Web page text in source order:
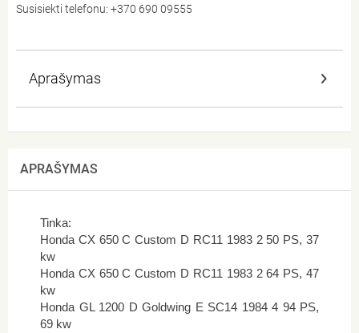
Susisiekti telefonu: +370 690 09555
Aprašymas
APRAŠYMAS
Tinka:
Honda CX 650 C Custom D RC11 1983 2 50 PS, 37
kw
Honda CX 650 C Custom D RC11 1983 2 64 PS, 47
kw
Honda GL 1200 D Goldwing E SC14 1984 4 94 PS,
69 kw